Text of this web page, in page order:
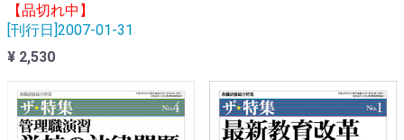
【品切れ中】
[刊行日]2007-01-31
¥ 2,530